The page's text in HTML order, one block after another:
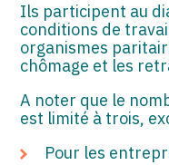
Ils participent au
conditions de
organismes
chômage et les
A noter que le
est limité à trois,
Pour les